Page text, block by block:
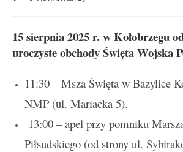
15 sierpnia 2025 r. w Kołobrzegu
uroczyste obchody Święta Wojska
11:30 – Msza Święta w Bazylice
NMP (ul. Mariacka 5).
13:00 – apel przy pomniku
Piłsudskiego (od strony ul.